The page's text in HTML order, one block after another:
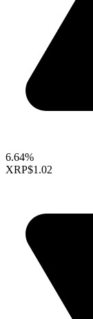
6.64%
XRP$1.02